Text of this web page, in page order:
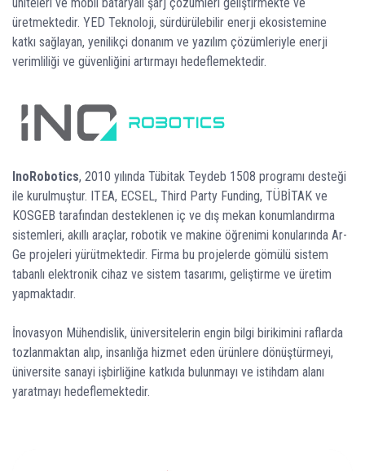
üretmektedir. YED Teknoloji, sürdürülebilir enerji ekosistemine
katkı sağlayan, yenilikçi donanım ve yazılım çözümleriyle enerji
verimliliği ve güvenliğini artırmayı hedeflemektedir.
InoRobotics, 2010 yılında Tübitak Teydeb 1508 programı desteği
ile kurulmuştur. ITEA, ECSEL, Third Party Funding, TÜBİTAK ve
KOSGEB tarafından desteklenen iç ve dış mekan konumlandırma
sistemleri, akıllı araçlar, robotik ve makine öğrenimi konularında Ar-
Ge projeleri yürütmektedir. Firma bu projelerde gömülü sistem
tabanlı elektronik cihaz ve sistem tasarımı, geliştirme ve üretim
yapmaktadır.
İnovasyon Mühendislik, üniversitelerin engin bilgi birikimini raflarda
tozlanmaktan alıp, insanlığa hizmet eden ürünlere dönüştürmeyi,
üniversite sanayi işbirliğine katkıda bulunmayı ve istihdam alanı
yaratmayı hedeflemektedir.